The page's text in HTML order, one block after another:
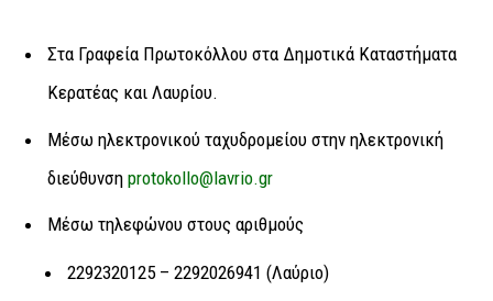
Στα Γραφεία Πρωτοκόλλου στα Δημοτικά Καταστήματα
Κερατέας και Λαυρίου.
Μέσω ηλεκτρονικού ταχυδρομείου στην ηλεκτρονική
διεύθυνση protokollo@lavrio.gr
Μέσω τηλεφώνου στους αριθμούς
2292320125 – 2292026941 (Λαύριο)